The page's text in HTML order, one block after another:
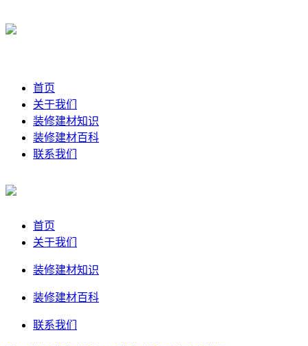
首页
关于我们
装修建材知识
装修建材百科
联系我们
首页
关于我们
装修建材知识
装修建材百科
联系我们